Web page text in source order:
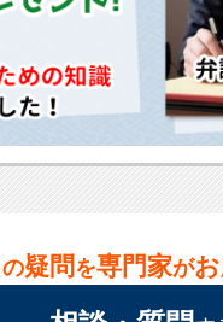
の疑問 を専門家がお